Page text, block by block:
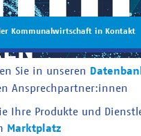
Kommunalwirtschaft in Kontakt
Sie in unseren
Ansprechpartner:innen
Ihre Produkte und
Marktplatz